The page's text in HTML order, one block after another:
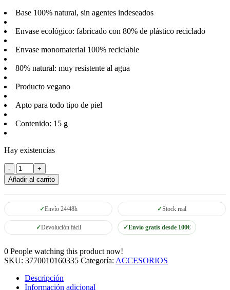
Base 100% natural, sin agentes indeseados
Envase ecológico: fabricado con 80% de plástico reciclado
Envase monomaterial 100% reciclable
80% natural: muy resistente al agua
Producto vegano
Apto para todo tipo de piel
Contenido: 15 g
Hay existencias
Sun
Kissed
+30
One
solar
SPF
30
Añadir al carrito
Envío 24/48h Stock real
Devolución fácil Envío gratis desde 100€
0 People watching this product now!
SKU: 3770010160335 Categoría: ACCESORIOS
Descripción
Información adicional